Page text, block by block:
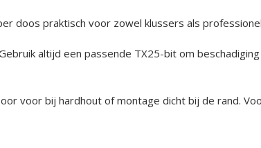
doos praktisch voor zowel klussers als
altijd een passende TX25-bit om
voor bij hardhout of montage dicht bij de rand.